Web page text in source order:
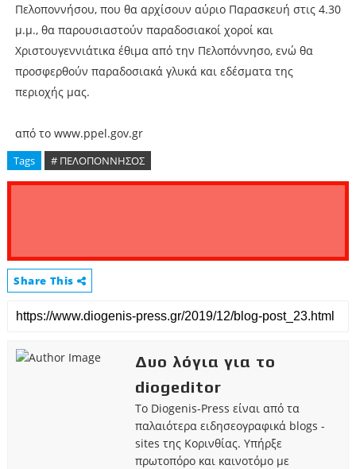
Πελοποννήσου, που θα αρχίσουν αύριο Παρασκευή στις 4.30
μ.μ., θα παρουσιαστούν παραδοσιακοί χοροί και
Χριστουγεννιάτικα έθιμα από την Πελοπόννησο, ενώ θα
προσφερθούν παραδοσιακά γλυκά και εδέσματα της
περιοχής μας.
από το www.ppel.gov.gr
Tags # ΠΕΛΟΠΟΝΝΗΣΟΣ
Share This
Δυο λόγια για το
diogeditor
Το Diogenis-Press είναι από τα
παλαιότερα ειδησεογραφικά blogs -
sites της Κορινθίας. Υπήρξε
πρωτοπόρο και καινοτόμο με